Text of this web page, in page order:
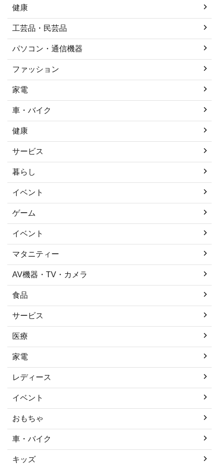
健康
工芸品・民芸品
パソコン・通信機器
ファッション
家電
車・バイク
健康
サービス
暮らし
イベント
ゲーム
イベント
マタニティー
AV機器・TV・カメラ
食品
サービス
医療
家電
レディース
イベント
おもちゃ
車・バイク
キッズ